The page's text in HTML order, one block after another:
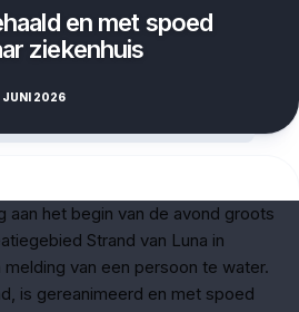
en met spoed
ziekenhuis
JUNI 2026
aan het begin van de avond groots
Strand van Luna in
van een persoon te water.
is gereanimeerd en met spoed